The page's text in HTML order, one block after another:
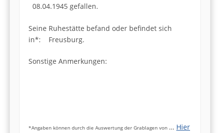
08.04.1945 gefallen.
Seine Ruhestätte befand oder befindet sich
in*: Freusburg.
Sonstige Anmerkungen:
*Angaben können durch die Auswertung der Grablagen von … Hier